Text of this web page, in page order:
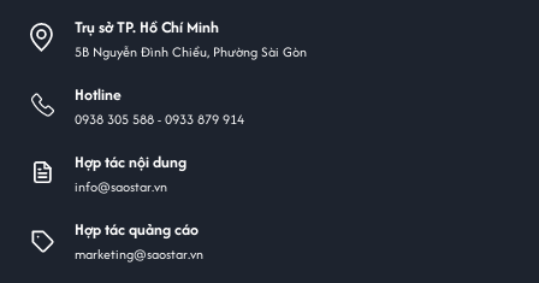
Trụ sở TP. Hồ Chí Minh
5B Nguyễn Đình Chiểu, Phường Sài Gòn
Hotline
0938 305 588 -0933 879 914
Hợp tác nội dung
info@saostar.vn
Hợp tác quảng cáo
marketing@saostar.vn